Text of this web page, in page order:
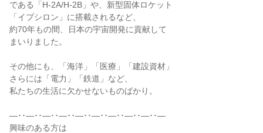
である「H-2A/H-2B」や、新型固体ロケット
「イプシロン」に搭載されるなど、
約70年もの間、日本の宇宙開発に貢献して
まいりました。
その他にも、「海洋」「医療」「建設資材」
さらには「電力」「鉄道」など、
私たちの生活に欠かせないものばかり。
―･･―･･―･･―･･―･･―･･―･･―･･―･･―
興味のある方は